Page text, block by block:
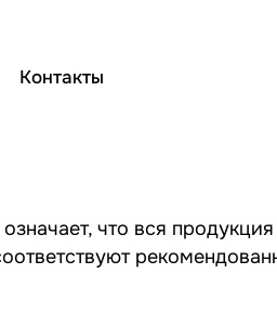
Контакты
что вся